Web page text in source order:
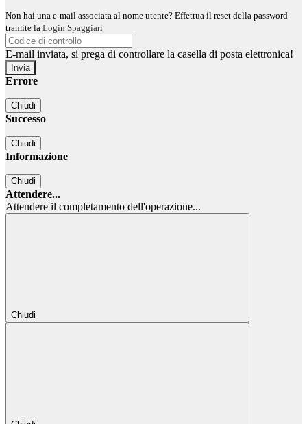
Non hai una e-mail associata al nome utente? Effettua il reset della password
tramite la Login Spaggiari
E-mail inviata, si prega di controllare la casella di posta elettronica!
Errore
Chiudi
Successo
Chiudi
Informazione
Chiudi
Attendere...
Attendere il completamento dell'operazione...
Chiudi